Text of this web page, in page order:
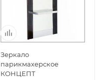
Зеркало
парикмахерское
КОНЦЕПТ